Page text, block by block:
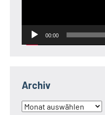
00:00
Archiv
Archiv